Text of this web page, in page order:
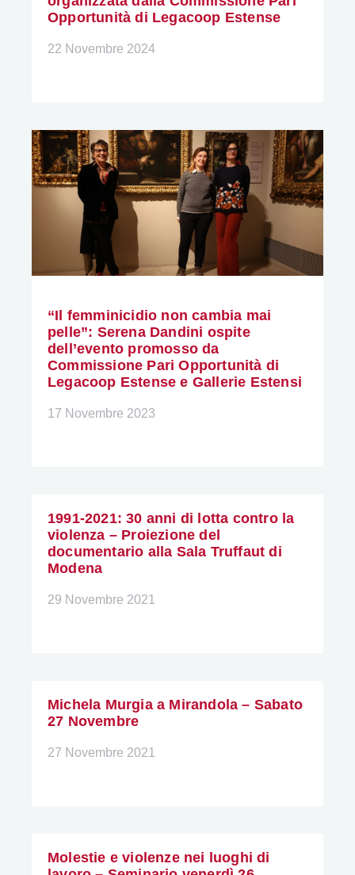
Opportunità di Legacoop Estense
22 Novembre 2024
“Il femminicidio non cambia mai
pelle”: Serena Dandini ospite
dell’evento promosso da
Commissione Pari Opportunità di
Legacoop Estense e Gallerie Estensi
17 Novembre 2023
1991-2021: 30 anni di lotta contro la
violenza – Proiezione del
documentario alla Sala Truffaut di
Modena
29 Novembre 2021
Michela Murgia a Mirandola – Sabato
27 Novembre
27 Novembre 2021
Molestie e violenze nei luoghi di